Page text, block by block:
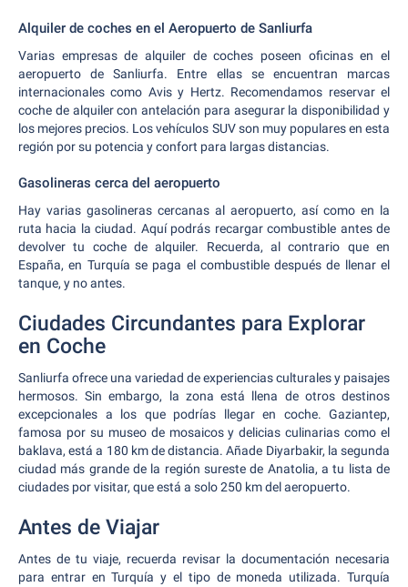
Alquiler de coches en el Aeropuerto de Sanliurfa
Varias empresas de alquiler de coches poseen oficinas en el
aeropuerto de Sanliurfa. Entre ellas se encuentran marcas
internacionales como Avis y Hertz. Recomendamos reservar el
coche de alquiler con antelación para asegurar la disponibilidad y
los mejores precios. Los vehículos SUV son muy populares en esta
región por su potencia y confort para largas distancias.
Gasolineras cerca del aeropuerto
Hay varias gasolineras cercanas al aeropuerto, así como en la
ruta hacia la ciudad. Aquí podrás recargar combustible antes de
devolver tu coche de alquiler. Recuerda, al contrario que en
España, en Turquía se paga el combustible después de llenar el
tanque, y no antes.
Ciudades Circundantes para Explorar
en Coche
Sanliurfa ofrece una variedad de experiencias culturales y paisajes
hermosos. Sin embargo, la zona está llena de otros destinos
excepcionales a los que podrías llegar en coche. Gaziantep,
famosa por su museo de mosaicos y delicias culinarias como el
baklava, está a 180 km de distancia. Añade Diyarbakir, la segunda
ciudad más grande de la región sureste de Anatolia, a tu lista de
ciudades por visitar, que está a solo 250 km del aeropuerto.
Antes de Viajar
Antes de tu viaje, recuerda revisar la documentación necesaria
para entrar en Turquía y el tipo de moneda utilizada. Turquía